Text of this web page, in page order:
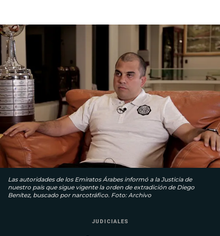
Las autoridades de los Emiratos Árabes informó a la Justicia de
nuestro país que sigue vigente la orden de extradición de Diego
Benítez, buscado por narcotráfico. Foto: Archivo
JUDICIALES